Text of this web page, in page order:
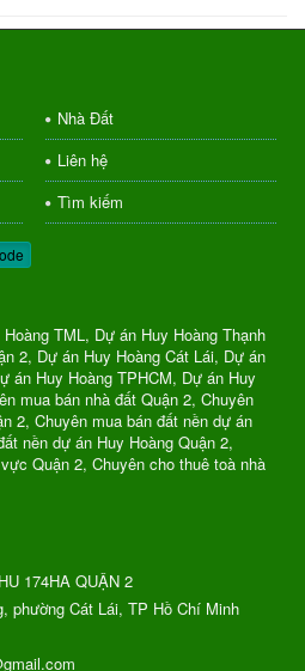
Nhà Đất
Liên hệ
Tìm kiếm
TML, Dự án Huy Hoàng Thạnh
2, Dự án Huy Hoàng Cát Lái, Dự án
án Huy Hoàng TPHCM, Dự án Huy
mua bán nhà đất Quận 2, Chuyên
2, Chuyên mua bán đất nền dự án
nền dự án Huy Hoàng Quận 2,
Quận 2, Chuyên cho thuê toà nhà
174HA QUẬN 2
phường Cát Lái, TP Hồ Chí Minh